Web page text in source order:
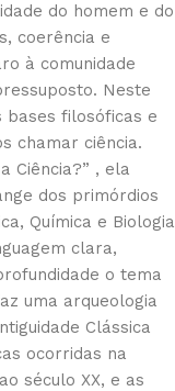
do homem e do
coerência e
à comunidade
Neste
bases filosóficas e
chamar ciência.
Ciência?” , ela
dos primórdios
Química e Biologia
clara,
o tema
uma arqueologia
Clássica
ocorridas na
século XX, e as